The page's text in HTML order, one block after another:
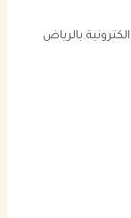
بالرياض